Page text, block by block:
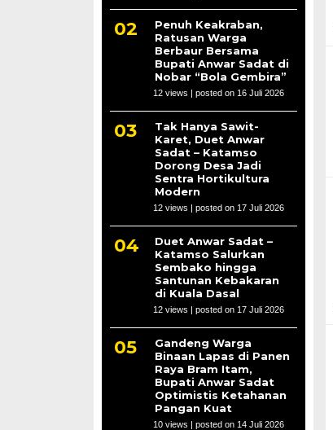
Penuh Keakraban,
Ratusan Warga
Berbaur Bersama
Bupati Anwar Sadat di
Nobar “Bola Gembira”
12 views | posted on 16 Juli 2026
Tak Hanya Sawit-
Karet, Duet Anwar
Sadat – Katamso
Dorong Desa Jadi
Sentra Hortikultura
Modern
12 views | posted on 17 Juli 2026
Duet Anwar Sadat –
Katamso Salurkan
Sembako hingga
Santunan Kebakaran
di Kuala Dasal
12 views | posted on 17 Juli 2026
Gandeng Warga
Binaan Lapas di Panen
Raya Bram Itam,
Bupati Anwar Sadat
Optimistis Ketahanan
Pangan Kuat
10 views | posted on 14 Juli 2026